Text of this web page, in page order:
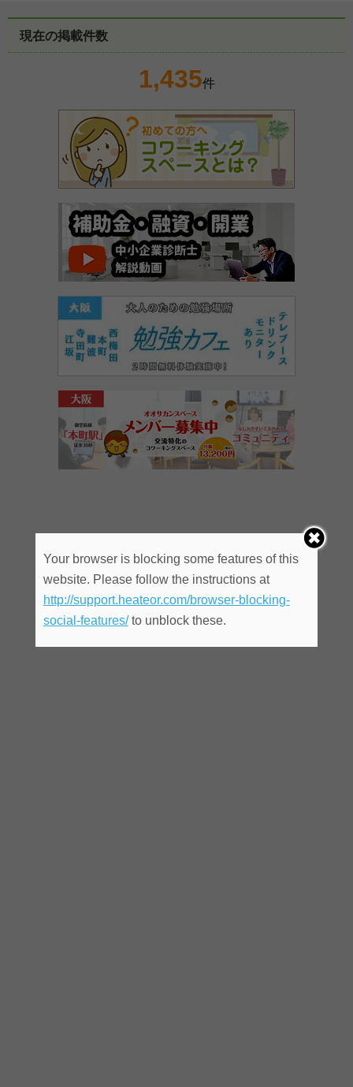
現在の掲載件数
1,435件
Your browser is blocking some features of this
website. Please follow the instructions at
http://support.heateor.com/browser-blocking-
social-features/to unblock these.